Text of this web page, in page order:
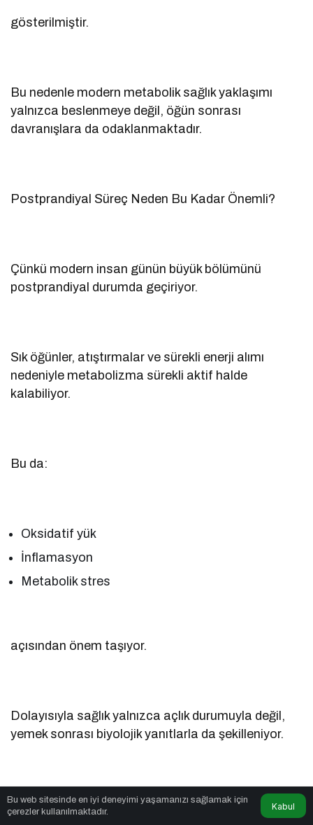
gösterilmiştir.
Bu nedenle modern metabolik sağlık yaklaşımı
yalnızca beslenmeye değil, öğün sonrası
davranışlara da odaklanmaktadır.
Postprandiyal Süreç Neden Bu Kadar Önemli?
Çünkü modern insan günün büyük bölümünü
postprandiyal durumda geçiriyor.
Sık öğünler, atıştırmalar ve sürekli enerji alımı
nedeniyle metabolizma sürekli aktif halde
kalabiliyor.
Bu da:
Oksidatif yük
İnflamasyon
Metabolik stres
açısından önem taşıyor.
Dolayısıyla sağlık yalnızca açlık durumuyla değil,
yemek sonrası biyolojik yanıtlarla da şekilleniyor.
Neler Yapılabilir?
Bu web sitesinde en iyi deneyimi yaşamanızı sağlamak için
çerezler kullanılmaktadır.
Kabul